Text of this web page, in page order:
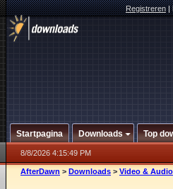
Registreren|
Startpagina Downloads Top
8/8/2026 4:15:49 PM
AfterDawn > Downloads > Video & Audio